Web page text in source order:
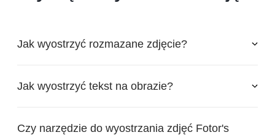
Jak wyostrzyć rozmazane zdjęcie?
Jak wyostrzyć tekst na obrazie?
Czy narzędzie do wyostrzania zdjęć Fotor's